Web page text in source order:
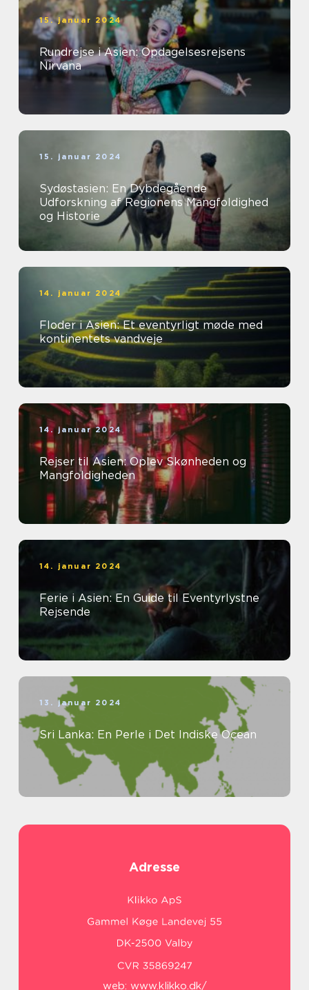
15. januar 2024
Rundrejse i Asien: Opdagelsesrejsens
Nirvana
15. januar 2024
Sydøstasien: En Dybdegående
Udforskning af Regionens Mangfoldighed
og Historie
14. januar 2024
Floder i Asien: Et eventyrligt møde med
kontinentets vandveje
14. januar 2024
Rejser til Asien: Oplev Skønheden og
Mangfoldigheden
14. januar 2024
Ferie i Asien: En Guide til Eventyrlystne
Rejsende
13. januar 2024
Sri Lanka: En Perle i Det Indiske Ocean
Adresse
web: www.klikko.dk/